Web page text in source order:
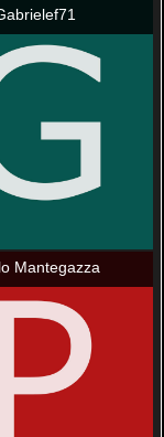
Mantegazza